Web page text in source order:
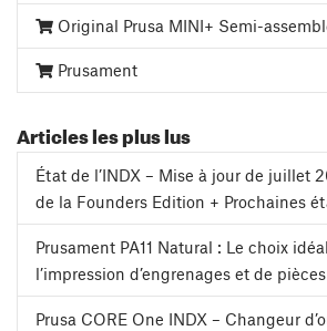
Original Prusa MINI+ Semi-
Prusament
Articles les plus lus
État de l’INDX – Mise à jour de juillet
de la Founders Edition + Prochaines
Prusament PA11 Natural : Le choix
l’impression d’engrenages et de
Prusa CORE One INDX – Changeur